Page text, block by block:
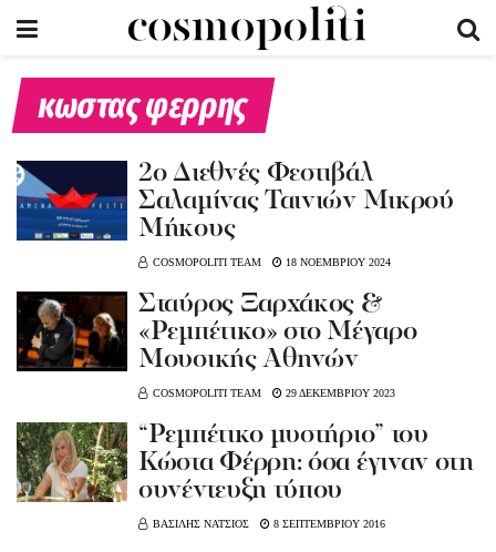
κωστας φερρης
2ο Διεθνές Φεστιβάλ
Σαλαμίνας Ταινιών Μικρού
Μήκους
COSMOPOLITI TEAM 18 ΝΟΕΜΒΡΙΟΥ 2024
Σταύρος Ξαρχάκος &
«Ρεμπέτικο» στο Μέγαρο
Μουσικής Αθηνών
COSMOPOLITI TEAM 29 ΔΕΚΕΜΒΡΙΟΥ 2023
“Ρεμπέτικο μυστήριο” του
Κώστα Φέρρη: όσα έγιναν στη
συνέντευξη τύπου
ΒΑΣΙΛΗΣ ΝΑΤΣΙΟΣ 8 ΣΕΠΤΕΜΒΡΙΟΥ 2016